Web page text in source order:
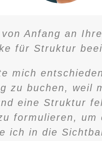
Anfang an
für Struktur
mich
zu buchen, weil
eine Struktur
formulieren, um
ich in die